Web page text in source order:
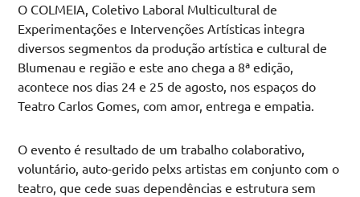
O COLMEIA, Coletivo Laboral Multicultural de
Experimentações e Intervenções Artísticas integra
diversos segmentos da produção artística e cultural de
Blumenau e região e este ano chega a 8ª edição,
acontece nos dias 24 e 25 de agosto, nos espaços do
Teatro Carlos Gomes, com amor, entrega e empatia.
O evento é resultado de um trabalho colaborativo,
voluntário, auto-gerido pelxs artistas em conjunto com o
teatro, que cede suas dependências e estrutura sem